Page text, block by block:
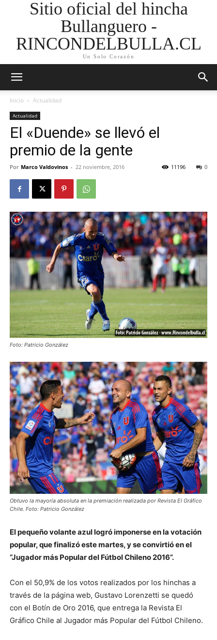
Sitio oficial del hincha
Bullanguero -
RINCONDELBULLA.CL
Un Solo Corazón
Inicio Actualidad
Actualidad
El «Duende» se llevó el
premio de la gente
Por Marco Valdovinos - 22 noviembre, 2016 0
11196
Foto: Patricio González
Obtuvo la mayoría absoluta en la premiación realizada por Revista El Gráfico
Chile. Foto: Patricio González
El pequeño volante azul logró imponerse en la votación
popular, que finalizó este martes, y se convirtió en el
“Jugador más Popular del Fútbol Chileno 2016”.
Con el 50,9% de los votos realizados por los hinchas a
través de la página web, Gustavo Lorenzetti se quedó
con el Botín de Oro 2016, que entrega la Revista El
Gráfico Chile al Jugador más Popular del Fútbol Chileno.